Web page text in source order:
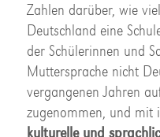
Zahlen darüber, wie
Deutschland eine
der Schülerinnen und
Muttersprache nicht
vergangenen Jahren
zugenommen, und mit
kulturelle und